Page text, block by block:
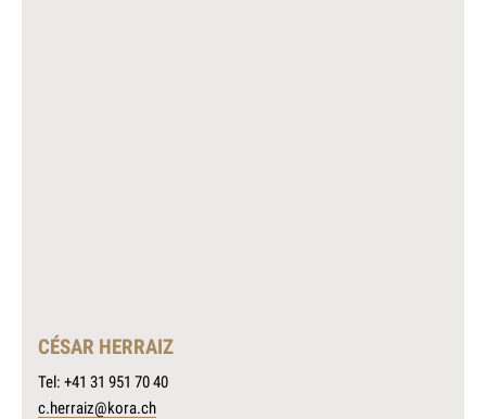
CÉSAR HERRAIZ
Tel: +41 31 951 70 40
c.herraiz@kora.ch